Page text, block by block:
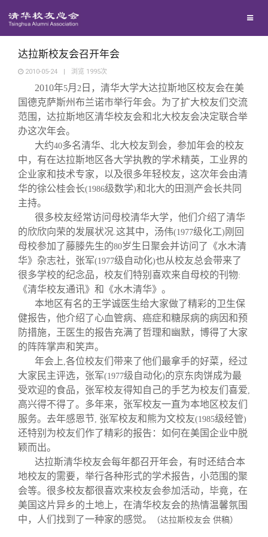
地区联络
年级联络
专业委员会
西南联大校友会
回馈母校
捐赠项目
捐赠纪事
义工计划
媒体平台
《水木清华》
新媒体平台
清华人物
青春风采
校友文苑
校友讲坛
校友服务
信息化服务
三创大赛
实用信息
总会简介
会长致辞
总会章程
制度法规
联系我们
关闭
达拉斯校友会召开年会
2010-05-24 | 浏览 1995次
2010年5月 2 日，清华大学大达拉斯地区校友会在美
国德克萨斯州布兰诺市举行年会。为了扩大校友们交流
范围，达拉斯地区清华校友会和北大校友会决定联合举
办这次年会。
大约40多名清华、北大校友到会，参加年会的校友
中，有在达拉斯地区各大学执教的学术精英，工业界的
企业家和技术专家，以及很多年轻校友，这次年会由清
华的徐公桂会长(1986级数学)和北大的田测产会长共同
主持。
很多校友经常访问母校清华大学，他们介绍了清华
的欣欣向荣的发展状况.这其中，汤伟(1977级化工) 刚回
母校参加了藤滕先生的80岁生日聚会并访问了《水木清
华》杂志社，张军(1977级自动化)也从校友总会带来了
很多学校的纪念品，校友们特别喜欢来自母校的刊物:
《清华校友通讯》和《水木清华》。
本地区有名的王学诚医生给大家做了精彩的卫生保
健报告，他介绍了心血管病、癌症和糖尿病的病因和预
防措施，王医生的报告充满了哲理和幽默，博得了大家
的阵阵掌声和笑声。
年会上 ,各位校友们带来了他们最拿手的好菜，经过
大家民主评选，张军(1977级自动化)的京东肉饼成为最
受欢迎的食品，张军校友得知自己的手艺为校友们喜爱,
高兴得不得了。多年来，张军校友一直为本地区校友们
服务。去年感恩节, 张军校友和熊为文校友(1985级经管)
还特别为校友们作了精彩的报告：如何在美国企业中脱
颖而出。
达拉斯清华校友会每年都召开年会，有时还结合本
地校友的需要，举行各种形式的学术报告，小范围的聚
会等。很多校友都很喜欢来校友会参加活动，毕竟，在
美国这片异乡的土地上，在清华校友会的热情温馨氛围
中，人们找到了一种家的感觉。
（达拉斯校友会 供稿）